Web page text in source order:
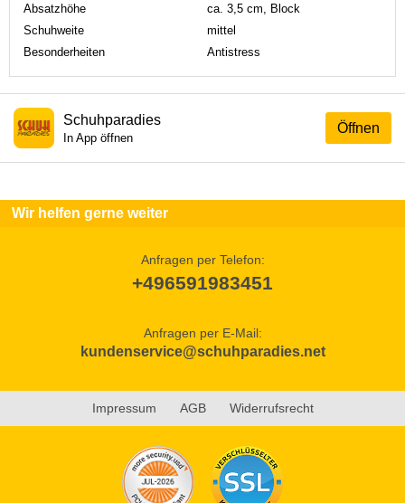
Absatzhöhe
ca. 3,5 cm, Block
Schuhweite
mittel
Besonderheiten
Antistress
Öffnen
Schuhparadies
In App öffnen
Wir helfen gerne weiter
Anfragen per Telefon:
+496591983451
Anfragen per E-Mail:
kundenservice@schuhparadies.net
Impressum AGB Widerrufsrecht